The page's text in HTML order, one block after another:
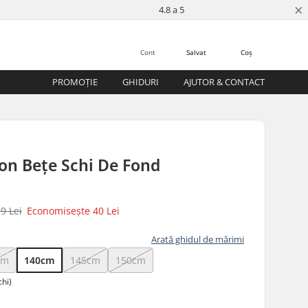
4.8 a 5 ×
Coș
Salvat
Cont
PROMOȚIE GHIDURI AJUTOR & CONTACT
Bețe Schi De Fond
Lei Economisește40 Lei
Arată ghidul de mărimi
140cm 145cm 150cm